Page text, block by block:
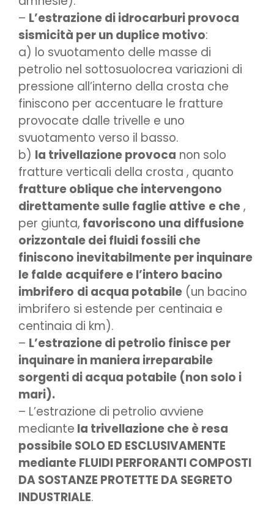
– L’estrazione di idrocarburi provoca
sismicità per un duplice motivo:
a) lo svuotamento delle masse di
petrolio nel sottosuolocrea variazioni di
pressione all’interno della crosta che
finiscono per accentuare le fratture
provocate dalle trivelle e uno
svuotamento verso il basso.
b) la trivellazione provoca non solo
fratture verticali della crosta , quanto
fratture oblique che intervengono
direttamente sulle faglie attive e che,
per giunta, favoriscono una diffusione
orizzontale dei fluidi fossili che
finiscono inevitabilmente per inquinare
le falde acquifere e l’intero bacino
imbrifero di acqua potabile (un bacino
imbrifero si estende per centinaia e
centinaia di km).
– L’estrazione di petrolio finisce per
inquinare in maniera irreparabile
sorgenti di acqua potabile (non solo i
mari).
– L’estrazione di petrolio avviene
mediante la trivellazione che è resa
possibile SOLO ED ESCLUSIVAMENTE
mediante FLUIDI PERFORANTI COMPOSTI
DA SOSTANZE PROTETTE DA SEGRETO
INDUSTRIALE.